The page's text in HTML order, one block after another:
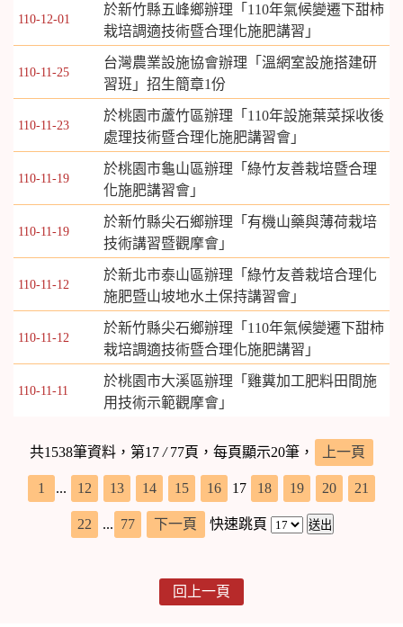
110-12-01
於新竹縣五峰鄉辦理「110年氣候變遷下甜柿
栽培調適技術暨合理化施肥講習」
110-11-25
台灣農業設施協會辦理「溫網室設施搭建研
習班」招生簡章1份
110-11-23
於桃園市蘆竹區辦理「110年設施葉菜採收後
處理技術暨合理化施肥講習會」
110-11-19
於桃園市龜山區辦理「綠竹友善栽培暨合理
化施肥講習會」
110-11-19
於新竹縣尖石鄉辦理「有機山藥與薄荷栽培
技術講習暨觀摩會」
110-11-12
於新北市泰山區辦理「綠竹友善栽培合理化
施肥暨山坡地水土保持講習會」
110-11-12
於新竹縣尖石鄉辦理「110年氣候變遷下甜柿
栽培調適技術暨合理化施肥講習」
110-11-11
於桃園市大溪區辦理「雞糞加工肥料田間施
用技術示範觀摩會」
共1538筆資料，第17/77頁，每頁顯示20筆， 上一頁
1 ... 12 13 14 15 16 17 18 19 20 21
22 ... 77 下一頁 快速跳頁
回上一頁